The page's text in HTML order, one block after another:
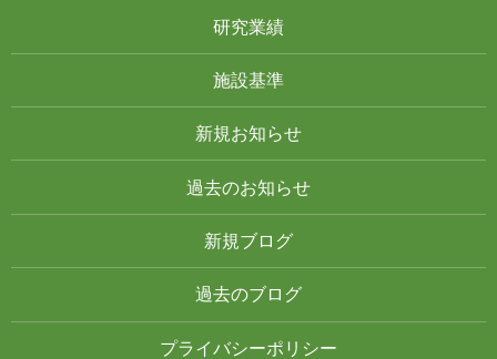
研究業績
施設基準
新規お知らせ
過去のお知らせ
新規ブログ
過去のブログ
プライバシーポリシー